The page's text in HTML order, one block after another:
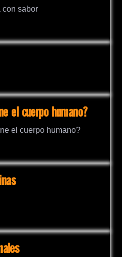
el cuerpo humano?